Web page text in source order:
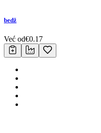
bedž
Već od€0.17